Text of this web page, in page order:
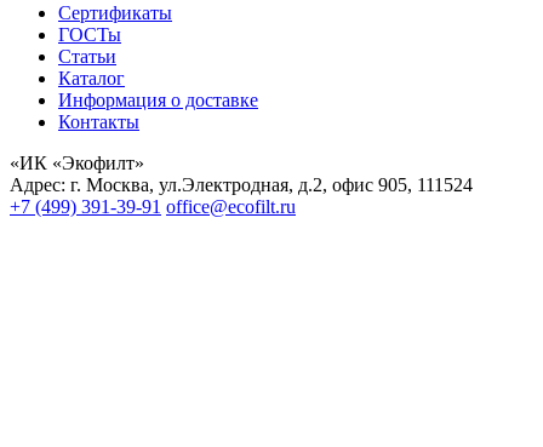
Сертификаты
ГОСТы
Статьи
Каталог
Информация о доставке
Контакты
«ИК «Экофилт»
Адрес: г. Москва, ул.Электродная, д.2, офис 905, 111524
+7 (499) 391-39-91 office@ecofilt.ru